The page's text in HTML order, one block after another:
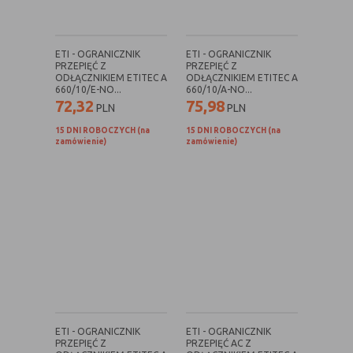
Cookies
tymczasowe
(session
cookies)
cookie umieszczone na czas korzystania z
przeglądarki (sesji), zostaje wykasowane
po jej zamknięciu
Cookies
nie jest kasowane po zamknięciu
przeglądarki i pozostaje w urządzeniu
własne
właściciela witryny jaka została
ETI - OGRANICZNIK
PRZEPIĘĆ Z
ODŁĄCZNIKIEM ETITEC A
660/10/E-NO...
72,32 PLN
15 DNI ROBOCZYCH (na
zamówienie)
ETI - OGRANICZNIK
PRZEPIĘĆ Z
ODŁĄCZNIKIEM ETITEC A
660/10/A-NO...
75,98PLN
15 DNI ROBOCZYCH (na
zamówienie)
ETI - OGRANICZNIK
PRZEPIĘĆ Z
ETI - OGRANICZNIK
PRZEPIĘĆ AC Z